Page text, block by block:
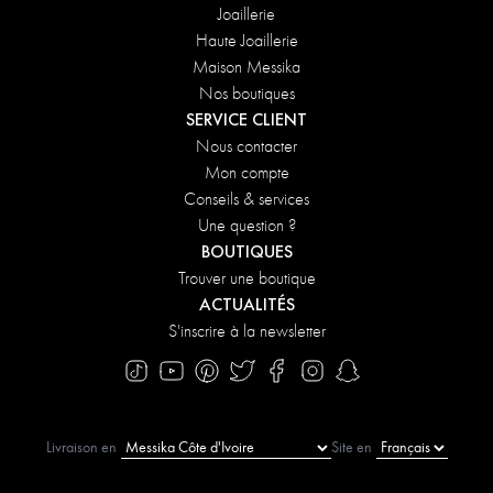
Joaillerie
Haute Joaillerie
Maison Messika
Nos boutiques
SERVICE CLIENT
Nous contacter
Mon compte
Conseils & services
Une question ?
BOUTIQUES
Trouver une boutique
ACTUALITÉS
S'inscrire à la newsletter
Livraison en Site en